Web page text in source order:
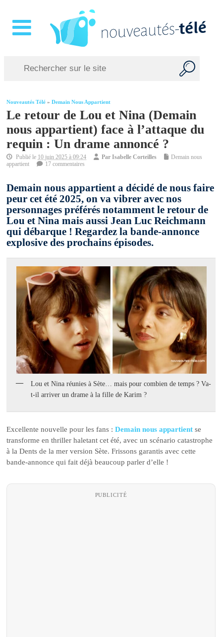
Nouveautés Télé »Demain Nous Appartient
Le retour de Lou et Nina (Demain
nous appartient) face à l’attaque du
requin : Un drame annoncé ?
Publié le 10 juin 2025 à 09:24 ParIsabelle Corteilles
Demain nous
appartient
17 commentaires
Demain nous appartient a décidé de nous faire
peur cet été 2025, on va vibrer avec nos
personnages préférés notamment le retour de
Lou et Nina mais aussi Jean Luc Reichmann
qui débarque ! Regardez la bande-annonce
explosive des prochains épisodes.
Lou et Nina réunies à Sète… mais pour combien de temps ? Va-
t-il arriver un drame à la fille de Karim ?
Excellente nouvelle pour les fans :Demain nous appartient se
transforme en thriller haletant cet été, avec un scénario catastrophe
à la Dents de la mer version Sète. Frissons garantis avec cette
bande-annonce qui fait déjà beaucoup parler d’elle !
PUBLICITÉ